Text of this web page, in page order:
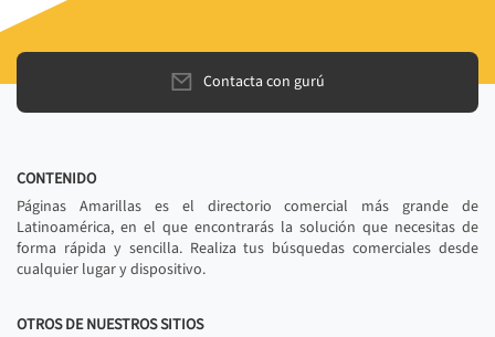
Contacta con gurú
CONTENIDO
Páginas Amarillas es el directorio comercial más grande de
Latinoamérica, en el que encontrarás la solución que necesitas de
forma rápida y sencilla. Realiza tus búsquedas comerciales desde
cualquier lugar y dispositivo.
OTROS DE NUESTROS SITIOS